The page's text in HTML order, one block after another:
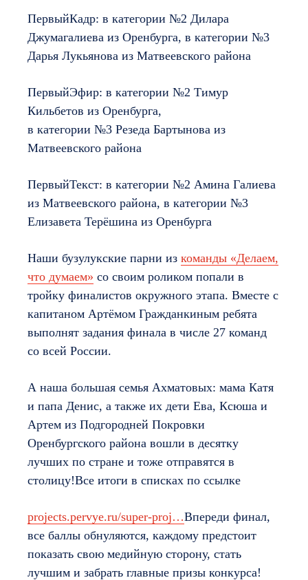
ПервыйКадр: в категории №2 Дилара
Джумагалиева из Оренбурга, в категории №3
Дарья Лукьянова из Матвеевского района
ПервыйЭфир: в категории №2 Тимур
Кильбетов из Оренбурга,
в категории №3 Резеда Бартынова из
Матвеевского района
ПервыйТекст: в категории №2 Амина Галиева
из Матвеевского района, в категории №3
Елизавета Терёшина из Оренбурга
Наши бузулукские парни из команды «Делаем,
что думаем» со своим роликом попали в
тройку финалистов окружного этапа. Вместе с
капитаном Артёмом Гражданкиным ребята
выполнят задания финала в числе 27 команд
со всей России.
А наша большая семья Ахматовых: мама Катя
и папа Денис, а также их дети Ева, Ксюша и
Артем из Подгородней Покровки
Оренбургского района вошли в десятку
лучших по стране и тоже отправятся в
столицу!Все итоги в списках по ссылке
projects.pervye.ru/super-proj…Впереди финал,
все баллы обнуляются, каждому предстоит
показать свою медийную сторону, стать
лучшим и забрать главные призы конкурса!